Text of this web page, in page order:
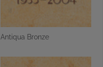
Antiqua Bronze